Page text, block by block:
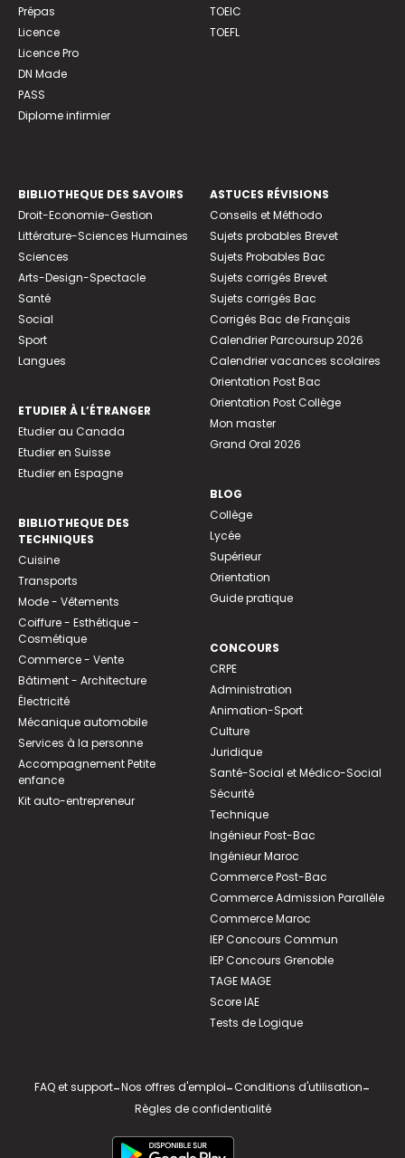
Prépas
Licence
Licence Pro
DN Made
PASS
Diplome infirmier
TOEIC
TOEFL
BIBLIOTHEQUE DES SAVOIRS
Droit-Economie-Gestion
Littérature-Sciences Humaines
Sciences
Arts-Design-Spectacle
Santé
Social
Sport
Langues
ETUDIER À L’ÉTRANGER
Etudier au Canada
Etudier en Suisse
Etudier en Espagne
BIBLIOTHEQUE DES
TECHNIQUES
Cuisine
Transports
Mode - Vêtements
Coiffure - Esthétique -
Cosmétique
Commerce - Vente
Bâtiment - Architecture
Électricité
Mécanique automobile
Services à la personne
Accompagnement Petite
enfance
Kit auto-entrepreneur
ASTUCES RÉVISIONS
Conseils et Méthodo
Sujets probables Brevet
Sujets Probables Bac
Sujets corrigés Brevet
Sujets corrigés Bac
Corrigés Bac de Français
Calendrier Parcoursup 2026
Calendrier vacances scolaires
Orientation Post Bac
Orientation Post Collège
Mon master
Grand Oral 2026
BLOG
Collège
Lycée
Supérieur
Orientation
Guide pratique
CONCOURS
CRPE
Administration
Animation-Sport
Culture
Juridique
Santé-Social et Médico-Social
Sécurité
Technique
Ingénieur Post-Bac
Ingénieur Maroc
Commerce Post-Bac
Commerce Admission Parallèle
Commerce Maroc
IEP Concours Commun
IEP Concours Grenoble
TAGE MAGE
Score IAE
Tests de Logique
FAQ et support-Nos offres d'emploi-Conditions d'utilisation-
Règles de confidentialité